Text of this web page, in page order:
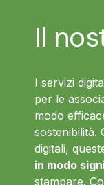
Il
I servizi
per le
modo
sostenibilità.
digitali,
in modo
stampare.